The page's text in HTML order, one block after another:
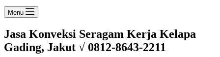
Menu
Jasa Konveksi Seragam Kerja Kelapa
Gading, Jakut √ 0812-8643-2211